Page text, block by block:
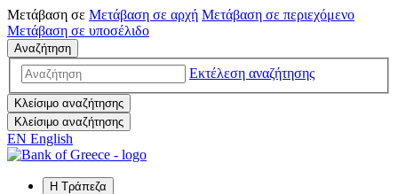
Μετάβαση σε Μετάβαση σε αρχή Μετάβαση σε περιεχόμενο
Μετάβαση σε υποσέλιδο
Αναζήτηση
Εκτέλεση αναζήτησης
Κλείσιμο αναζήτησης
Κλείσιμο αναζήτησης
EN English
Η Τράπεζα